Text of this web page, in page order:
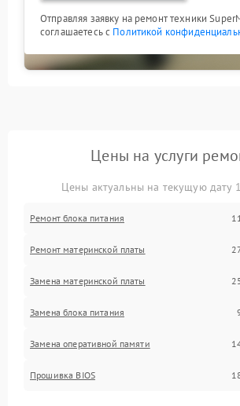
Отправляя заявку на ремонт техники
соглашаетесь с Политикой
Цены на услуги
Цены актуальны на текущую дату
Ремонт блока питания
Ремонт материнской платы
Замена материнской платы
Замена блока питания
Замена оперативной памяти
Прошивка BIOS